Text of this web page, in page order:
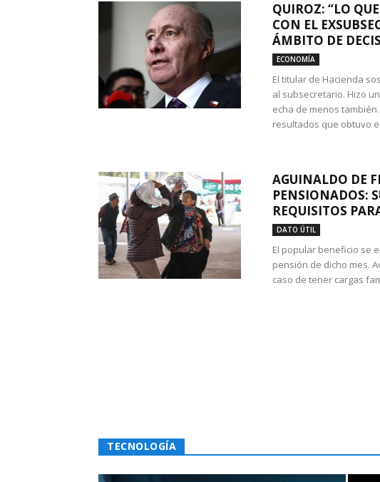
QUIROZ: “LO
CON EL
ÁMBITO DE
ECONOMÍA
El titular de Hacienda
al subsecretario. Hizo
echa de menos
resultados que obtuvo
AGUINALDO DE
PENSIONADOS:
REQUISITOS
DATO ÚTIL
El popular beneficio se
pensión de dicho mes.
caso de tener cargas
TECNOLOGÍA